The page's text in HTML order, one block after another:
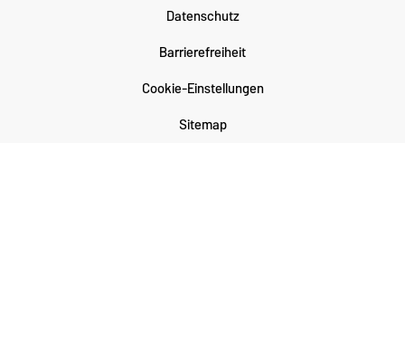
Datenschutz
Barrierefreiheit
Cookie-Einstellungen
Sitemap